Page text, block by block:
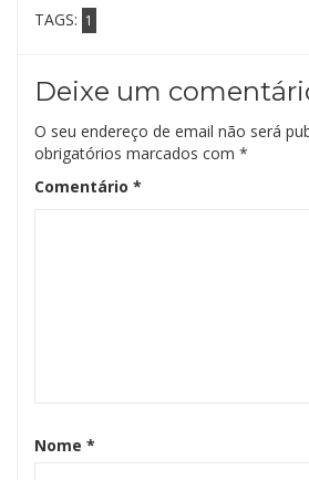
TAGS: 1
Deixe um
O seu endereço de email não será
obrigatórios marcados com *
Comentário *
Nome *